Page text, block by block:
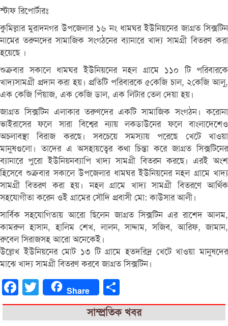
স্টাফ রিপোর্টারঃ
কুমিল্লার মুরাদনগর উপজেলার ১৬ নং ধামঘর ইউনিয়নের জাগ্রত সিক্সটিন
নামের তরুনদের সামাজিক সংগঠনের ব্যানারে খাদ্য সামগ্রী বিতরণ করা
হয়েছে ।
শুক্রবার সকালে ধামঘর ইউনিয়নের নহল গ্রামে ১১০ টি পরিবারকে
খাদ্যসামগ্রী প্রদান করা হয়। প্রতিটি পরিবারকে ৫কেজি চাল, ২কেজি আলু,
এক কেজি পিঁয়াজ, এক কেজি ডাল, এক লিটার তেল দেয়া হয়।
জাগ্রত সিক্সটিন এলাকার তরুণদের একটি সামাজিক সংগঠন। করোনা
ভাইরাসের ফলে সারা বিশ্বের ন্যায় লকডাউনের ফলে বাংলাদেশেও
অচলাবস্থা বিরাজ করছে। সবচেয়ে সমস্যায় পরেছে খেটে খাওয়া
মানুষগুলো। তাদের এ অসহায়ত্বের কথা চিন্তা করে জাগ্রত সিক্সটিনের
ব্যানারে পুরো ইউনিয়নব্যাপি খাদ্য সামগ্রী বিতরন করছে। এরই অংশ
হিসেবে শুক্রবার সকালে উপজেলার ধামঘর ইউনিয়নের নহল গ্রামে খাদ্য
সামগ্রী বিতরণ করা হয়। নহল গ্রামে খাদ্য সামগ্রী বিতরণে আর্থিক
সহযোগীতা করেন ওই গ্রামের সৌদি প্রবাসী মো: কাউসার আলী।
সার্বিক সহযোগিতায় আরো ছিলেন জাগ্রত সিক্সটিন এর রাশেদ আলম,
কামরুল হাসান, হালিম শেখ, লালন, সাদ্দাম, সজিব, আরিফ, জামান,
রুবেল সিরাজসহ আরো অনেকেই।
উল্লেখ ইউনিয়নের মোট ১৩ টি গ্রামে হতদরিদ্র খেটে খাওয়া মানুষদের
মাঝে খাদ্য সামগ্রী বিতরণ করবে জাগ্রত সিক্সটিন।
FacebookTwitter Share
সাম্প্রতিক খবর